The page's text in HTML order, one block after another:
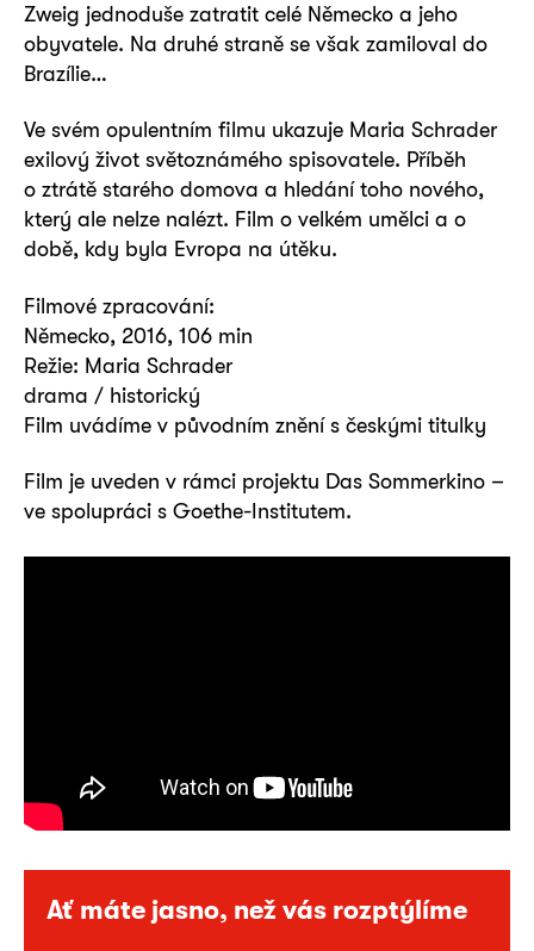
Ať máte jasno, než vás rozptýlíme
Zweig jednoduše zatratit celé Německo a jeho
obyvatele. Na druhé straně se však zamiloval do
Brazílie…
Ve svém opulentním filmu ukazuje Maria Schrader
exilový život světoznámého spisovatele. Příběh
o ztrátě starého domova a hledání toho nového,
který ale nelze nalézt. Film o velkém umělci a o
době, kdy byla Evropa na útěku.
Filmové zpracování:
Německo, 2016, 106 min
Režie: Maria Schrader
drama / historický
Film uvádíme v původním znění s českými titulky
Film je uveden v rámci projektu Das Sommerkino –
ve spolupráci s Goethe-Institutem.